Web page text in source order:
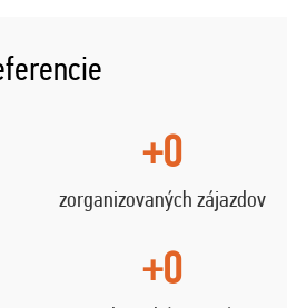
+0
zorganizovaných zájazdov
+0